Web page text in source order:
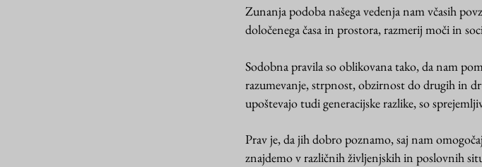
Zunanja podoba našega vedenja nam včasih
določenega časa in prostora, razmerij moči in
Sodobna pravila so oblikovana tako, da nam
razumevanje, strpnost, obzirnost do drugih in
upoštevajo tudi generacijske razlike, so
Prav je, da jih dobro poznamo, saj nam
znajdemo v različnih življenjskih in poslovnih